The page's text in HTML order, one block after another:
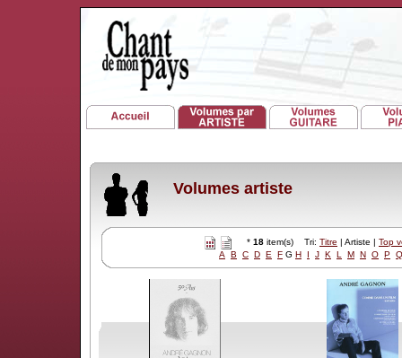
Volumes artiste
* 18 item(s) Tri: Titre | Artiste | Top
A
B C D E F G H I J K L M N O P Q